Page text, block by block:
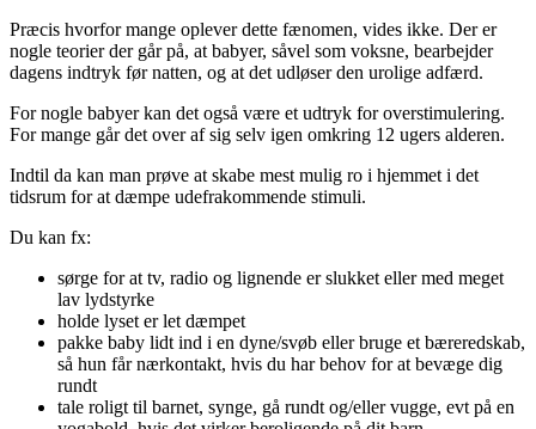
Præcis hvorfor mange oplever dette fænomen, vides ikke. Der er
nogle teorier der går på, at babyer, såvel som voksne, bearbejder
dagens indtryk før natten, og at det udløser den urolige adfærd.
For nogle babyer kan det også være et udtryk for overstimulering.
For mange går det over af sig selv igen omkring 12 ugers alderen.
Indtil da kan man prøve at skabe mest mulig ro i hjemmet i det
tidsrum for at dæmpe udefrakommende stimuli.
Du kan fx:
sørge for at tv, radio og lignende er slukket eller med meget
lav lydstyrke
holde lyset er let dæmpet
pakke baby lidt ind i en dyne/svøb eller bruge et bæreredskab,
så hun får nærkontakt, hvis du har behov for at bevæge dig
rundt
tale roligt til barnet, synge, gå rundt og/eller vugge, evt på en